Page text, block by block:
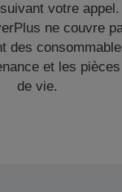
votre appel.
ne couvre
des
et les
de vie.